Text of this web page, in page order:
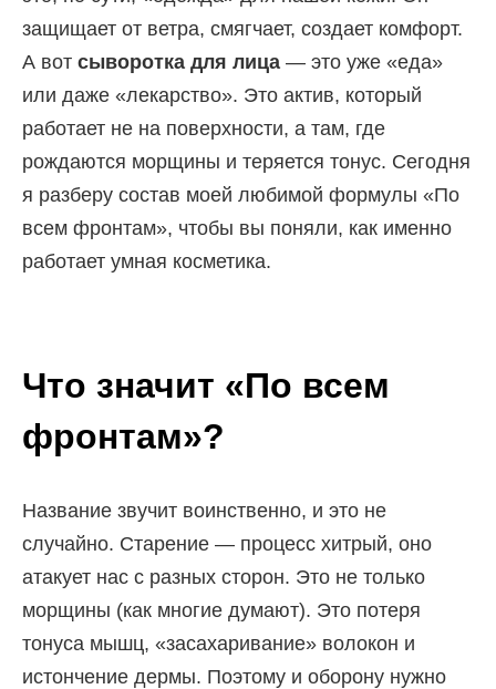
защищает от ветра, смягчает, создает комфорт.
А вот сыворотка для лица — это уже «еда»
или даже «лекарство». Это актив, который
работает не на поверхности, а там, где
рождаются морщины и теряется тонус. Сегодня
я разберу состав моей любимой формулы «По
всем фронтам», чтобы вы поняли, как именно
работает умная косметика.
Что значит «По всем
фронтам»?
Название звучит воинственно, и это не
случайно. Старение — процесс хитрый, оно
атакует нас с разных сторон. Это не только
морщины (как многие думают). Это потеря
тонуса мышц, «засахаривание» волокон и
истончение дермы. Поэтому и оборону нужно